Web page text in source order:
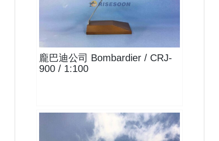
BOM10CRJ9P01
龐巴迪公司 Bombardier / CRJ-
900 / 1:100